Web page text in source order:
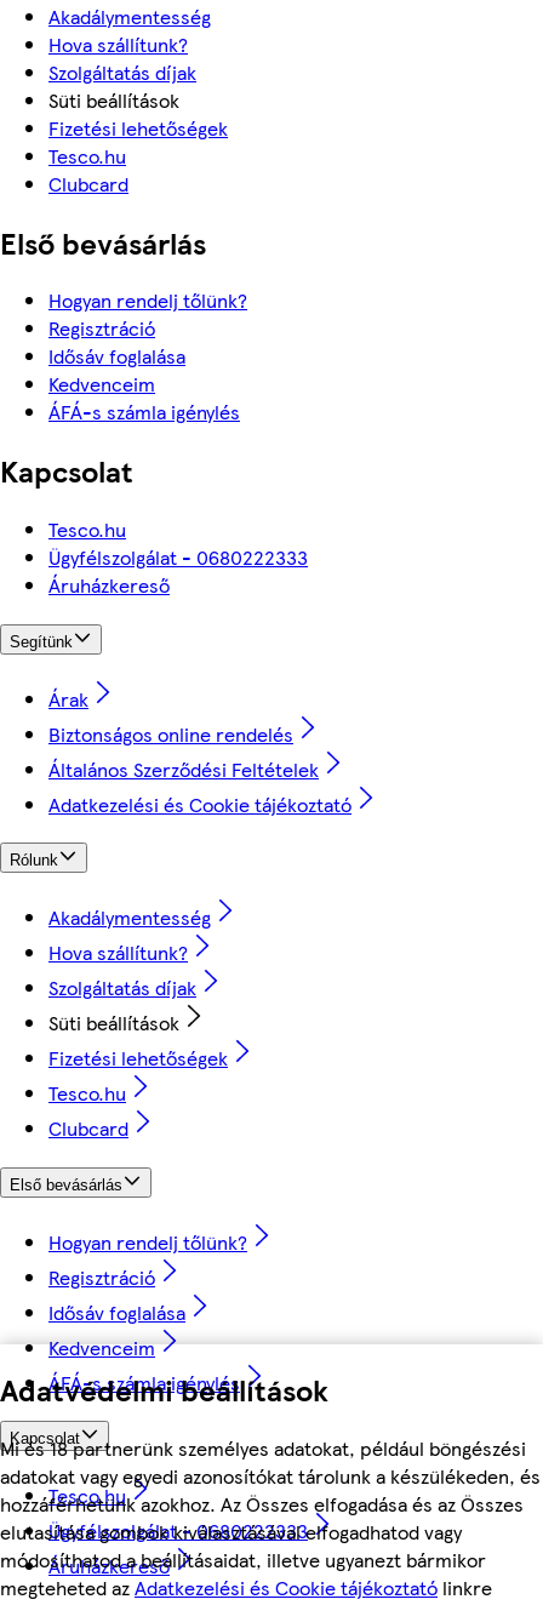
Adatvédelmi beállítások
Mi és 18 partnerünk személyes adatokat, például böngészési
adatokat vagy egyedi azonosítókat tárolunk a készülékeden, és
hozzáférhetünk azokhoz. Az Összes elfogadása és az Összes
elutasítása gombok kiválasztásával elfogadhatod vagy
módosíthatod a beállításaidat, illetve ugyanezt bármikor
megteheted azAdatkezelési és Cookie tájékoztató linkre
Akadálymentesség
Hova szállítunk?
Szolgáltatás díjak
Süti beállítások
Fizetési lehetőségek
Tesco.hu
Clubcard
Első bevásárlás
Hogyan rendelj tőlünk?
Regisztráció
Idősáv foglalása
Kedvenceim
ÁFÁ-s számla igénylés
Kapcsolat
Tesco.hu
Ügyfélszolgálat - 0680222333
Áruházkereső
Segítünk
Árak
Biztonságos online rendelés
Általános Szerződési Feltételek
Adatkezelési és Cookie tájékoztató
Rólunk
Akadálymentesség
Hova szállítunk?
Szolgáltatás díjak
Süti beállítások
Fizetési lehetőségek
Tesco.hu
Clubcard
Első bevásárlás
Hogyan rendelj tőlünk?
Regisztráció
Idősáv foglalása
Kedvenceim
ÁFÁ-s számla igénylés
Kapcsolat
Tesco.hu
Ügyfélszolgálat - 0680222333
Áruházkereső